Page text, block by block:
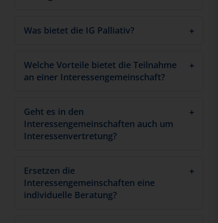
Was bietet die IG Palliativ?
Welche Vorteile bietet die Teilnahme
an einer Interessengemeinschaft?
Geht es in den
Interessengemeinschaften auch um
Interessenvertretung?
Ersetzen die
Interessengemeinschaften eine
individuelle Beratung?